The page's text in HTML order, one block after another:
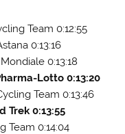
Team 0:12:55
0:13:16
0:13:18
Lotto 0:13:20
Team 0:13:46
Trek 0:13:55
Team 0:14:04